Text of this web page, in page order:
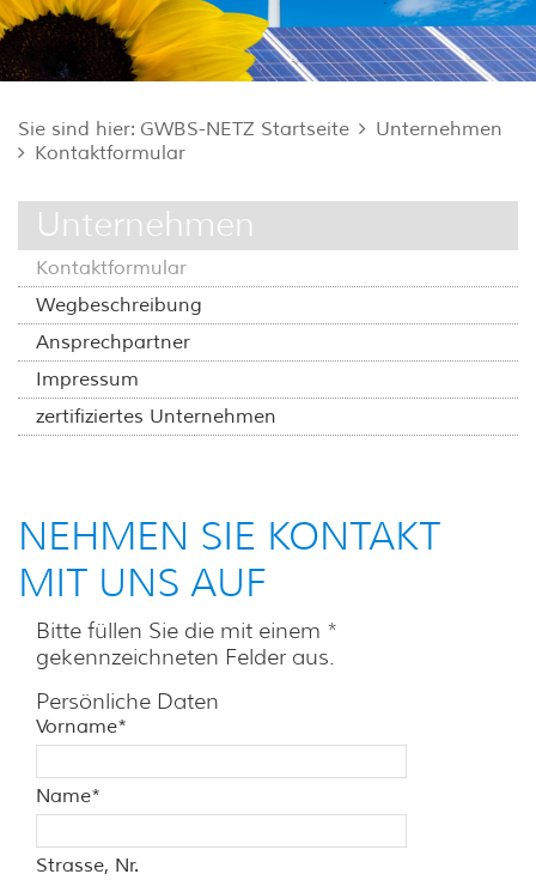
Sie sind hier: GWBS-NETZ Startseite
Unternehmen
Kontaktformular
Unternehmen
Kontaktformular
Wegbeschreibung
Ansprechpartner
Impressum
zertifiziertes Unternehmen
NEHMEN SIE KONTAKT
MIT UNS AUF
Bitte füllen Sie die mit einem *
gekennzeichneten Felder aus.
Persönliche Daten
Vorname*
Name*
Strasse, Nr.